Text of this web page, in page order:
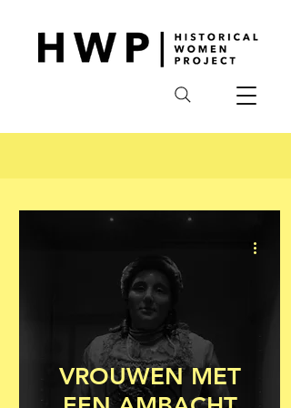
VROUWEN MET